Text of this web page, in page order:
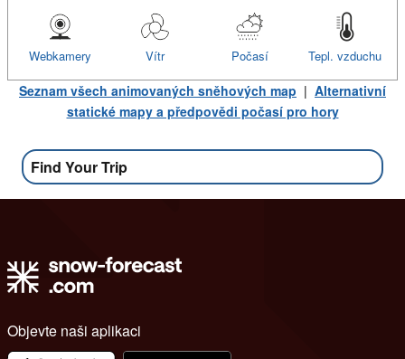
Tepl. vzduchu
Počasí
Vítr
Webkamery
Seznam všech animovaných sněhových map | Alternativní
statické mapy a předpovědi počasí pro hory
Find Your Trip
Objevte naši aplikaci